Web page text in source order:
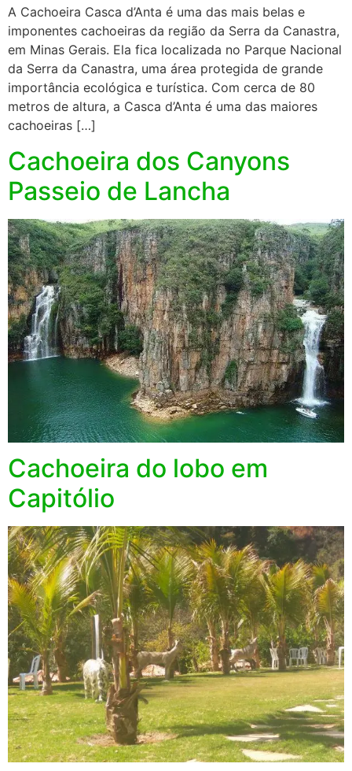
A Cachoeira Casca d’Anta é uma das mais belas e
imponentes cachoeiras da região da Serra da Canastra,
em Minas Gerais. Ela fica localizada no Parque Nacional
da Serra da Canastra, uma área protegida de grande
importância ecológica e turística. Com cerca de 80
metros de altura, a Casca d’Anta é uma das maiores
cachoeiras […]
Cachoeira dos Canyons
Passeio de Lancha
Cachoeira do lobo em
Capitólio